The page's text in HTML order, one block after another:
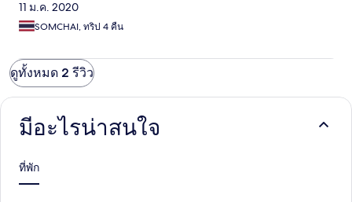
11 ม.ค. 2020
SOMCHAI, ทริป 4 คืน
ดูทั้งหมด 2 รีวิว
มีอะไรน่าสนใจ
ที่พัก